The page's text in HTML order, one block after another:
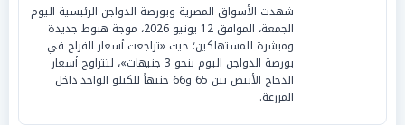
شهدت الأسواق المصرية وبورصة الدواجن الرئيسية اليوم
الجمعة، الموافق 12 يونيو 2026، موجة هبوط جديدة
ومبشرة للمستهلكين؛ حيث «تراجعت أسعار الفراخ في
بورصة الدواجن اليوم بنحو 3 جنيهات»، لتتراوح أسعار
الدجاج الأبيض بين 65 و66 جنيهاً للكيلو الواحد داخل
المزرعة.